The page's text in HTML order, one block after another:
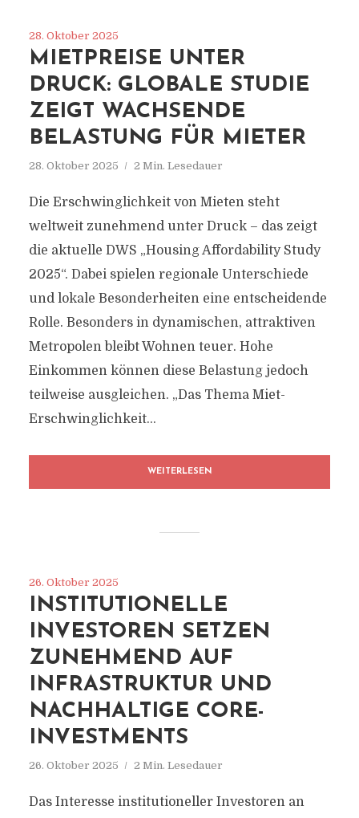
28. Oktober 2025
MIETPREISE UNTER
DRUCK: GLOBALE STUDIE
ZEIGT WACHSENDE
BELASTUNG FÜR MIETER
28. Oktober 2025 2 Min. Lesedauer
Die Erschwinglichkeit von Mieten steht
weltweit zunehmend unter Druck – das zeigt
die aktuelle DWS „Housing Affordability Study
2025“. Dabei spielen regionale Unterschiede
und lokale Besonderheiten eine entscheidende
Rolle. Besonders in dynamischen, attraktiven
Metropolen bleibt Wohnen teuer. Hohe
Einkommen können diese Belastung jedoch
teilweise ausgleichen. „Das Thema Miet-
Erschwinglichkeit...
WEITERLESEN
26. Oktober 2025
INSTITUTIONELLE
INVESTOREN SETZEN
ZUNEHMEND AUF
INFRASTRUKTUR UND
NACHHALTIGE CORE-
INVESTMENTS
26. Oktober 2025 2 Min. Lesedauer
Das Interesse institutioneller Investoren an